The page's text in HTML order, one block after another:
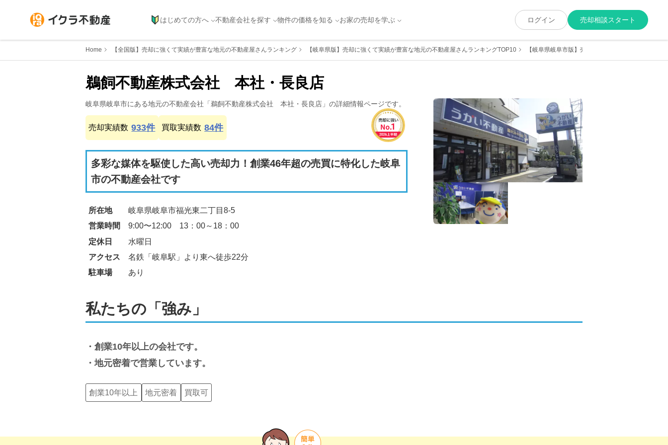
はじめての方へ 不動産会社を探す 物件の価格を知る お家の売却を学ぶ ログイン 売却相談スタート
Home 【全国版】売却に強くて実績が豊富な地元の不動産屋さんランキング 【岐阜県版】売却に強くて実績が豊富な地元の不動産屋さんランキングTOP10 【岐阜県岐阜市版】売却に強くて実績が豊富な地元
鵜飼不動産株式会社　本社・長良店
岐阜県岐阜市にある地元の不動産会社「 鵜飼不動産株式会社　本社・長良店 」の詳細情報ページです。
売却実績数 933件 買取実績数 84件
多彩な媒体を駆使した高い売却力！創業46年超の売買に特化した岐阜
市の不動産会社です
所在地
岐阜県岐阜市福光東二丁目8-5
営業時間
9:00〜12:00　13：00～18：00
定休日
水曜日
アクセス
名鉄「岐阜駅」より東へ徒歩22分
駐車場
あり
私たちの「強み」
創業10年以上の会社です。
地元密着で営業しています。
創業10年以上 地元密着 買取可